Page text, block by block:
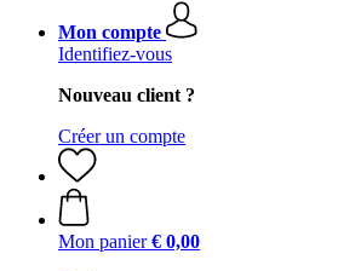
Mon compte
Identifiez-vous
Nouveau client ?
Créer un compte
Mon panier € 0,00